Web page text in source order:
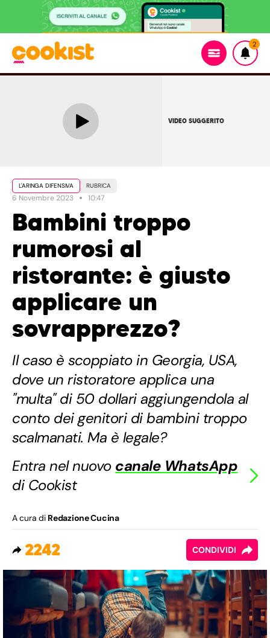
2
VIDEO SUGGERITO
L'ARINGA DIFENSIVA RUBRICA
6 Novembre 2023 10:47
Bambini troppo
rumorosi al
ristorante: è giusto
applicare un
sovrapprezzo?
Il caso è scoppiato in Georgia, USA,
dove un ristoratore applica una
"multa" di 50 dollari aggiungendola al
conto dei genitori di bambini troppo
scalmanati. Ma è legale?
Entra nel nuovo canale WhatsApp
di Cookist
A cura di Redazione Cucina
2242 CONDIVIDI